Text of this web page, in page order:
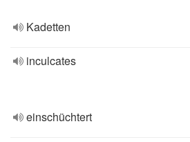
Kadetten
inculcates
einschüchtert